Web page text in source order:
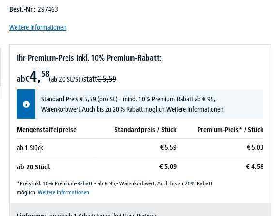
Best.-Nr.: 297463
Weitere Informationen
Ihr Premium-Preis inkl. 10% Premium-Rabatt:
ab€4,58
(ab 20 St./St.)statt€ 5,59
Standard-Preis€ 5,59(pro St.) - mind. 10% Premium-Rabatt ab € 95,-
Warenkorbwert. Auch bis zu 20% Rabatt möglich.Weitere Informationen
Mengenstaffelpreise Standardpreis / Stück Premium-Preis* / Stück
ab 1 Stück € 5,59 € 5,03
ab 20 Stück € 5,09 € 4,58
*Preis inkl. 10% Premium-Rabatt - ab € 95,- Warenkorbwert. Auch bis zu 20% Rabatt
möglich. Weitere Informationen